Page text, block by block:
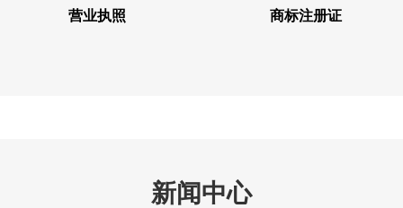
营业执照 商标注册证
新闻中心